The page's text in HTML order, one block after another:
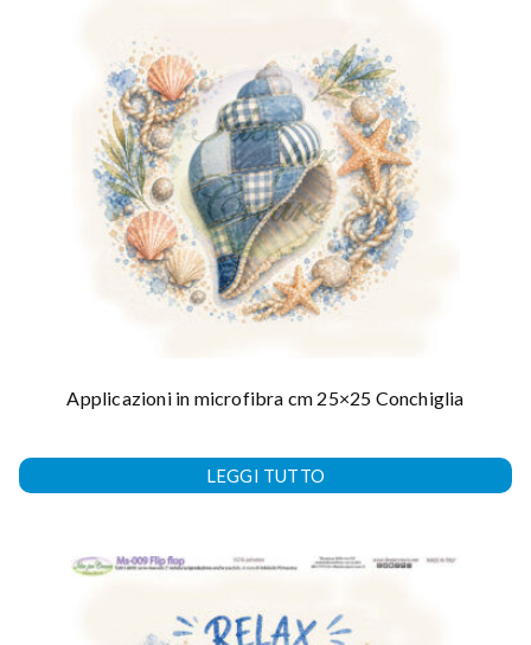
Applicazioni in microfibra cm 25×25 Conchiglia
LEGGI TUTTO